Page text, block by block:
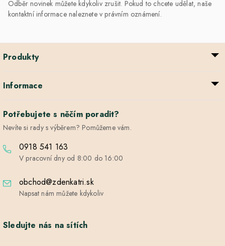
Odběr novinek můžete kdykoliv zrušit. Pokud to chcete udělat, naše
kontaktní informace naleznete v právním oznámení.
Produkty
Informace
Potřebujete s něčím poradit?
Nevíte si rady s výběrem? Pomůžeme vám.
0918 541 163
V pracovní dny od 8:00 do 16:00
obchod@zdenkatri.sk
Napsat nám můžete kdykoliv
Sledujte nás na sítích